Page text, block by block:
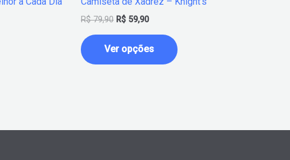
R$79,90 R$ 59,90
Ver opções